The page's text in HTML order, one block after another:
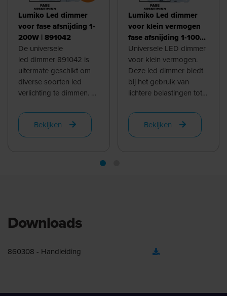
Lumiko Led dimmer
voor fase afsnijding 1-
200W | 891042
De universele
led dimmer 891042 is
uitermate geschikt om
diverse soorten led
verlichting te dimmen. Of
professionele verlichting
met een led ...
Bekijken
Lumiko Led dimmer
voor klein vermogen
fase afsnijding 1-100W
| 891038
Universele LED dimmer
voor klein vermogen.
Deze led dimmer biedt
bij het gebruik van
lichtere belastingen tot
aantal lichtbronnen of
drivers ...Bekijken
Downloads
860308 - Handleiding